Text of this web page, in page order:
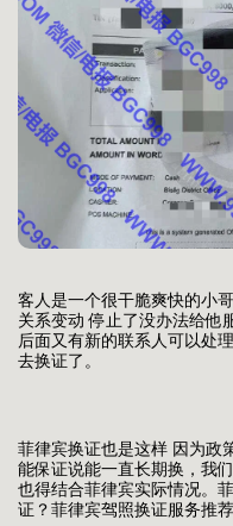
客人是一个很干脆爽快的小
关系变动 停止了没办法给他
后面又有新的联系人可以处
去换证了。
菲律宾换证也是这样 因为政
能保证说能一直长期换，我
也得结合菲律宾实际情况。
证？菲律宾驾照换证服务推荐